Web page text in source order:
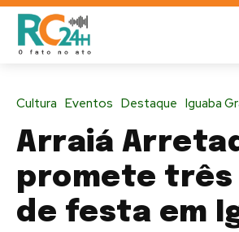
Cultura Eventos Destaque Iguaba
Arraiá
promete três
de festa em